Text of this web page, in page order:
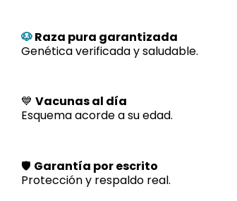
🐶Raza pura garantizada
Genética verificada y saludable.
💙 Vacunas al día
Esquema acorde a su edad.
🛡️ Garantía por escrito
Protección y respaldo real.